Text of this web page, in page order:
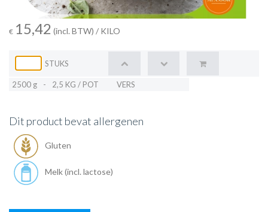
€ 15,42 (incl. BTW) / KILO
STUKS
2500 g - 2,5 KG / POT VERS
Dit product bevat allergenen
Gluten
Melk (incl. lactose)